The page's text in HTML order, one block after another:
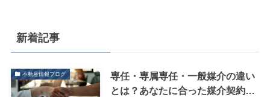
新着記事
不動産情報ブログ
専任・専属専任・一般媒介の違い
とは？あなたに合った媒介契約の